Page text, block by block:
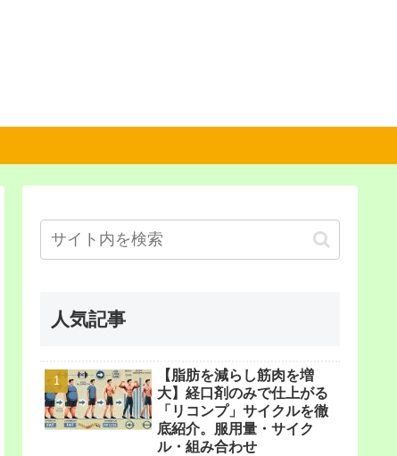
人気記事
【脂肪を減らし筋肉を増
大】経口剤のみで仕上がる
「リコンプ」サイクルを徹
底紹介。服用量・サイク
ル・組み合わせ